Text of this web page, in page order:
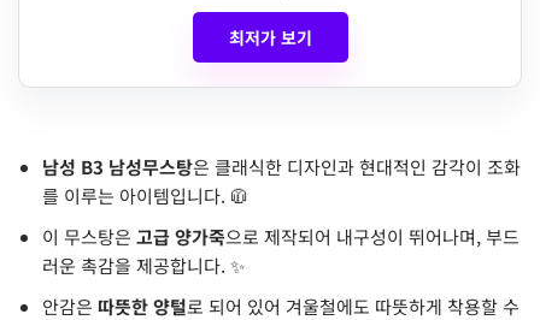
최저가 보기
남성 B3 남성무스탕은 클래식한 디자인과 현대적인 감각이 조화
를 이루는 아이템입니다. 🧥
이 무스탕은 고급 양가죽으로 제작되어 내구성이 뛰어나며, 부드
러운 촉감을 제공합니다. ✨
안감은 따뜻한 양털로 되어 있어 겨울철에도 따뜻하게 착용할 수